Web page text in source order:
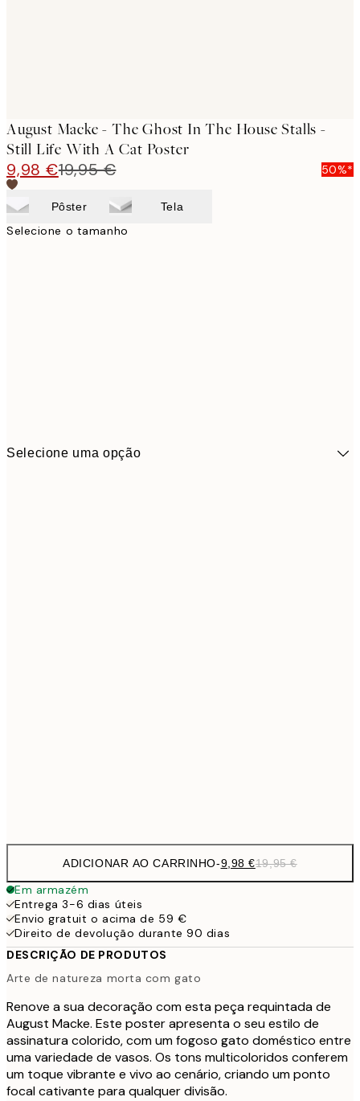
August Macke - The Ghost In The House Stalls -
Still Life With A Cat Poster
9,98 €19,95 € 50%*
Pôster Tela
Selecione o tamanho
Selecione uma opção
ADICIONAR AO CARRINHO-9,98 €19,95 €
Em armazém
Entrega 3-6 dias úteis
Envio gratuit o acima de 59 €
Direito de devolução durante 90 dias
DESCRIÇÃO DE PRODUTOS
Arte de natureza morta com gato
Renove a sua decoração com esta peça requintada de
August Macke. Este poster apresenta o seu estilo de
assinatura colorido, com um fogoso gato doméstico entre
uma variedade de vasos. Os tons multicoloridos conferem
um toque vibrante e vivo ao cenário, criando um ponto
focal cativante para qualquer divisão.